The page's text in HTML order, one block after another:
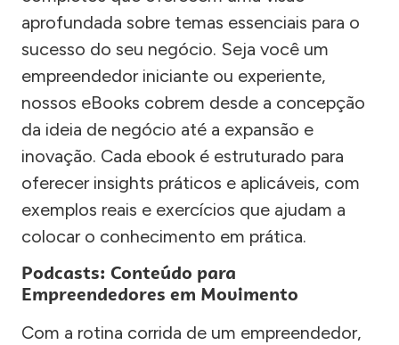
aprofundada sobre temas essenciais para o
sucesso do seu negócio. Seja você um
empreendedor iniciante ou experiente,
nossos eBooks cobrem desde a concepção
da ideia de negócio até a expansão e
inovação. Cada ebook é estruturado para
oferecer insights práticos e aplicáveis, com
exemplos reais e exercícios que ajudam a
colocar o conhecimento em prática.
Podcasts: Conteúdo para
Empreendedores em Movimento
Com a rotina corrida de um empreendedor,